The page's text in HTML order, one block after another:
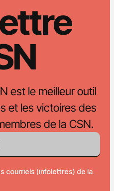
est le meilleur outil
et les victoires des
de la CSN.
courriels (infolettres) de la